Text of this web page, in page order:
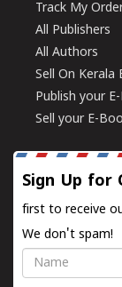
Track My
All Publishers
All Authors
Sell On Kerala
Publish your
Sell your E-
Sign Up for
first to receive
We don't spam!
Name